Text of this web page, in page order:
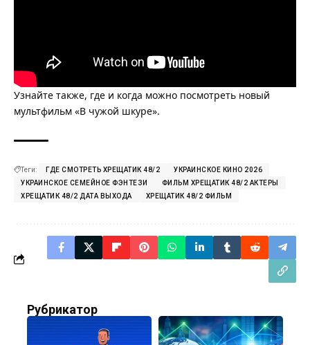
Узнайте также, где и когда можно посмотреть новый
мультфильм «В чужой шкуре».
Теги: ГДЕ СМОТРЕТЬ ХРЕЩАТИК 48/2
УКРАИНСКОЕ КИНО 2026
УКРАИНСКОЕ СЕМЕЙНОЕ ФЭНТЕЗИ
ФИЛЬМ ХРЕЩАТИК 48/2 АКТЕРЫ
ХРЕЩАТИК 48/2 ДАТА ВЫХОДА
ХРЕЩАТИК 48/2 ФИЛЬМ
Рубрикатор